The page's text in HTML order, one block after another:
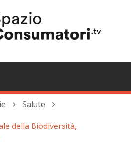
Salute
della Biodiversità,